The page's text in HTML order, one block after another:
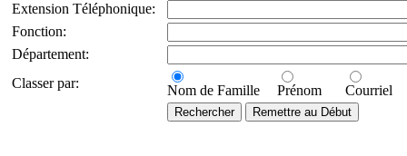
Extension Téléphonique:
Fonction:
Département:
Classer par:
Nom de Famille Prénom Courriel